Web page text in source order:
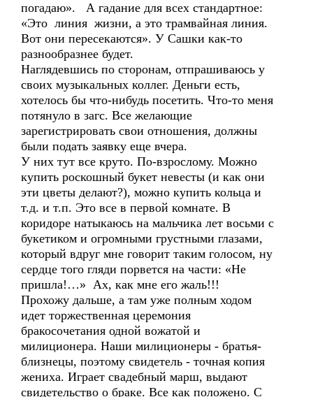
погадаю». А гадание для всех стандартное:
«Это линия жизни, а это трамвайная линия.
Вот они пересекаются». У Сашки как-то
разнообразнее будет.
Наглядевшись по сторонам, отпрашиваюсь у
своих музыкальных коллег. Деньги есть,
хотелось бы что-нибудь посетить. Что-то меня
потянуло в загс. Все желающие
зарегистрировать свои отношения, должны
были подать заявку еще вчера.
У них тут все круто. По-взрослому. Можно
купить роскошный букет невесты (и как они
эти цветы делают?), можно купить кольца и
т.д. и т.п. Это все в первой комнате. В
коридоре натыкаюсь на мальчика лет восьми с
букетиком и огромными грустными глазами,
который вдруг мне говорит таким голосом, ну
сердце того гляди порвется на части: «Не
пришла!…» Ах, как мне его жаль!!!
Прохожу дальше, а там уже полным ходом
идет торжественная церемония
бракосочетания одной вожатой и
милиционера. Наши милиционеры - братья-
близнецы, поэтому свидетель - точная копия
жениха. Играет свадебный марш, выдают
свидетельство о браке. Все как положено. С